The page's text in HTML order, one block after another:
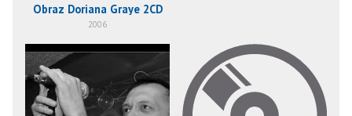
Obraz Doriana Graye 2CD
2006